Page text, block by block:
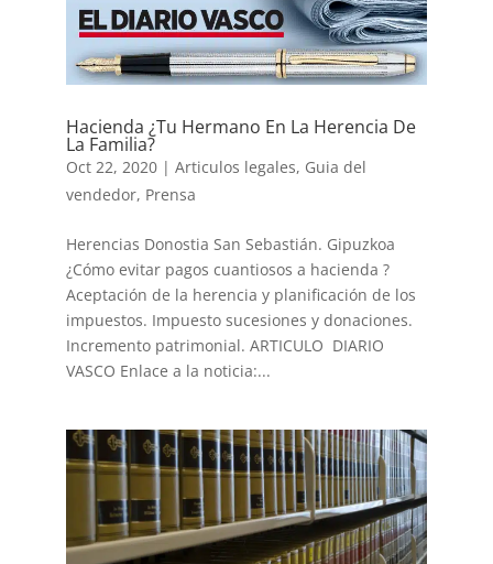
Hacienda ¿Tu Hermano En La Herencia De
La Familia?
Oct 22, 2020| Articulos legales, Guia del
vendedor, Prensa
Herencias Donostia San Sebastián. Gipuzkoa
¿Cómo evitar pagos cuantiosos a hacienda ?
Aceptación de la herencia y planificación de los
impuestos. Impuesto sucesiones y donaciones.
Incremento patrimonial. ARTICULO DIARIO
VASCO Enlace a la noticia:...